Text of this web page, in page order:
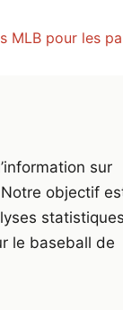
MLB pour les
sur
objectif
statistiques
le baseball de